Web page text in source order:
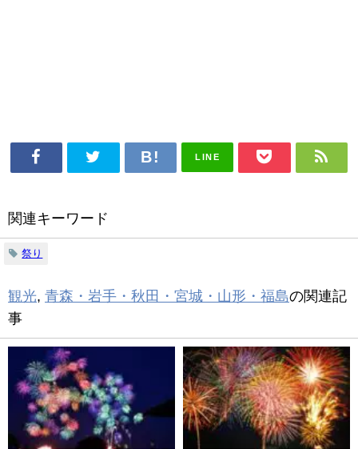
LINE
関連キーワード
祭り
観光 青森・岩手・秋田・宮城・山形・福島の関連記
事